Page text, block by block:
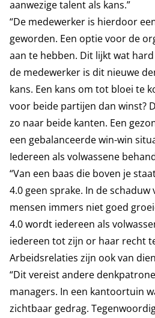
aanwezige talent als kans.”
“De medewerker is hierdoor
geworden. Een optie voor de
aan te hebben. Dit lijkt wat
de medewerker is dit nieuwe
kans. Een kans om tot bloei te
voor beide partijen dan winst?
zo naar beide kanten. Een
een gebalanceerde win-win
Iedereen als volwassene
“Van een baas die boven je
4.0 geen sprake. In de
mensen immers niet goed
4.0 wordt iedereen als
iedereen tot zijn or haar recht
Arbeidsrelaties zijn ook van
“Dit vereist andere
managers. In een kantoortuin
zichtbaar gedrag.